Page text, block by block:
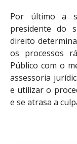
Por último a
presidente do
direito
os processos
Público com o
assessoria
e utilizar o
e se atrasa a